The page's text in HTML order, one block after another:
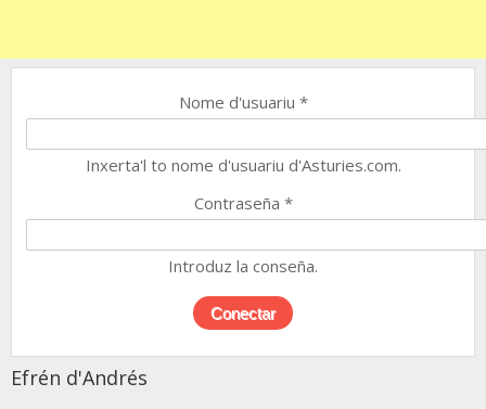
Nome d'usuariu *
Inxerta'l to nome d'usuariu d'Asturies.com.
Contraseña *
Introduz la conseña.
Efrén d'Andrés